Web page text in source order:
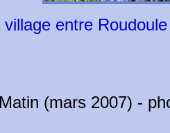
entre
(mars 2007) -